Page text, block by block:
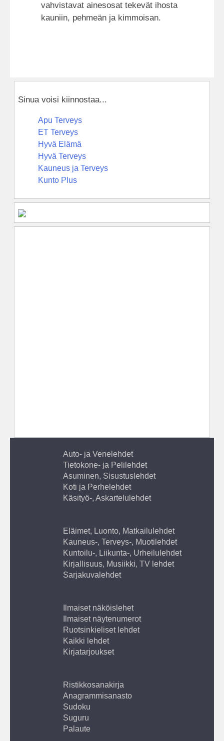
vahvistavat ainesosat tekevät ihosta
kauniin, pehmeän ja kimmoisan.
Sinua voisi kiinnostaa...
Apu Terveys
ET Terveys
Hyvä Elämä
Hyvä Terveys
Kauneus ja Terveys
Kunto Plus
Auto- ja Venelehdet
Tietokone- ja Pelilehdet
Asuminen, Sisustuslehdet
Koti ja Perhelehdet
Käsityö-, Askartelulehdet
Eläimet, Luonto, Matkailulehdet
Kauneus-, Terveys-, Muotilehdet
Kuntoilu-, Liikunta-, Urheilulehdet
Kirjallisuus, Musiikki, TV lehdet
Sarjakuvalehdet
Ilmaiset näköislehet
Ilmaiset näytenumerot
Ruotsinkieliset lehdet
Kaikki lehdet
Kirjatarjoukset
Ristikkosanakirja
Anagrammisanasto
Sudoku
Suguru
Palaute